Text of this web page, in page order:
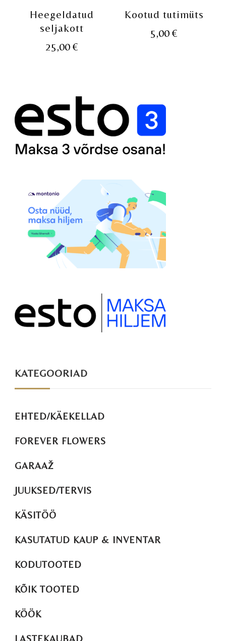
Heegeldatud
seljakott
25,00€
Kootud tutimüts
5,00€
KATEGOORIAD
EHTED/KÄEKELLAD
FOREVER FLOWERS
GARAAŽ
JUUKSED/TERVIS
KÄSITÖÖ
KASUTATUD KAUP & INVENTAR
KODUTOOTED
KÕIK TOOTED
KÖÖK
LASTEKAUBAD